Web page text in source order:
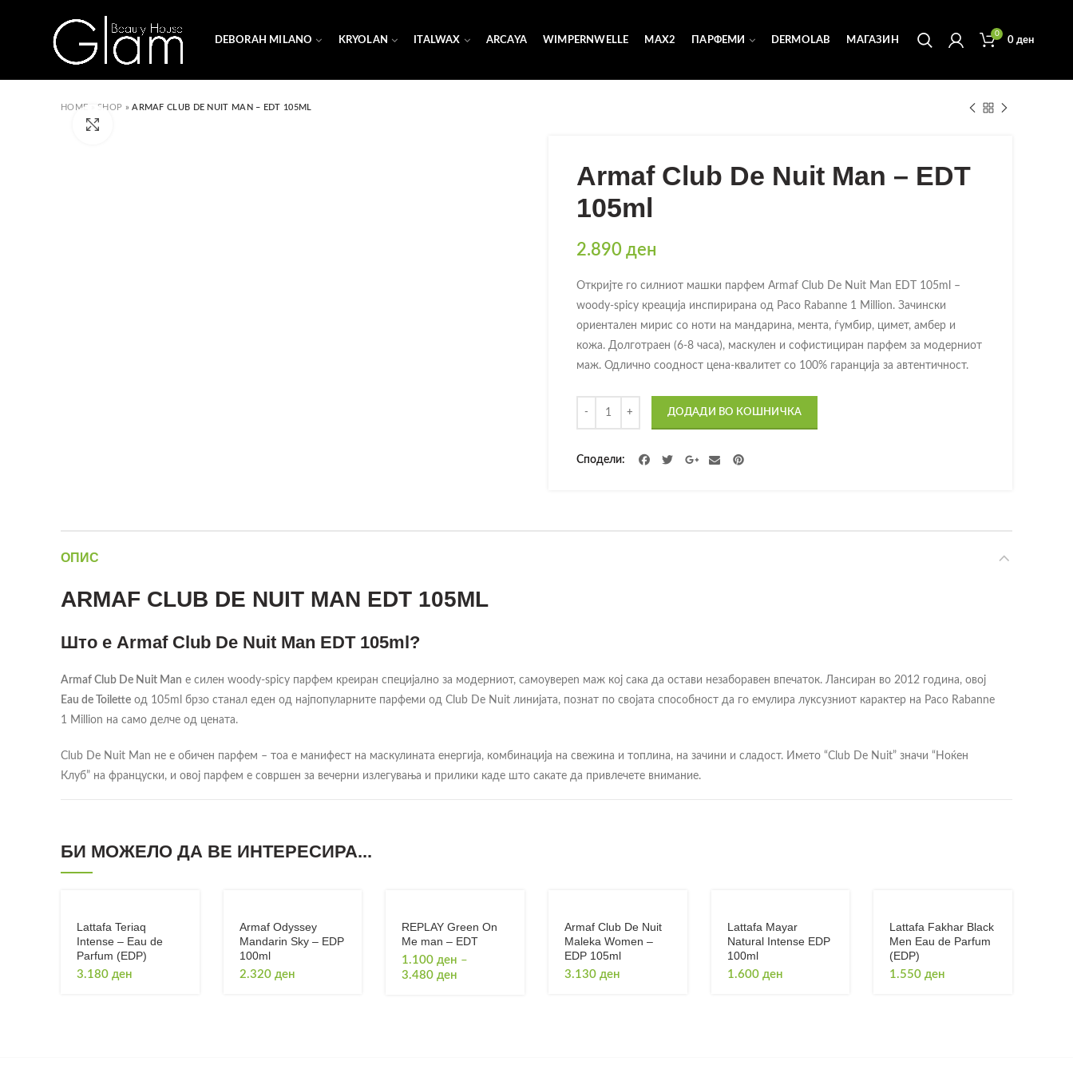
DEBORAH MILANO KRYOLAN ITALWAX ARCAYA WIMPERNWELLE MAX2 ПАРФЕМИ DERMOLAB МАГАЗИН
0
0ден
HOME »SHOP »ARMAF CLUB DE NUIT MAN – EDT 105ML
Armaf Club De Nuit Man – EDT
105ml
2.890 ден
Откријте го силниот машки парфем Armaf Club De Nuit Man EDT 105ml –
woody-spicy креација инспирирана од Paco Rabanne 1 Million. Зачински
ориентален мирис со ноти на мандарина, мента, ѓумбир, цимет, амбер и
кожа. Долготраен (6-8 часа), маскулен и софистициран парфем за модерниот
маж. Одлично соодност цена-квалитет со 100% гаранција за автентичност.
ДОДАДИ ВО КОШНИЧКА
Сподели
ОПИС
ARMAF CLUB DE NUIT MAN EDT 105ML
Што е Armaf Club De Nuit Man EDT 105ml?
Armaf Club De Nuit Man е силен woody-spicy парфем креиран специјално за модерниот, самоувереn маж кој сака да остави незаборавен впечаток. Лансиран во 2012 година, овој
Eau de Toilette од 105ml брзо станал еден од најпопуларните парфеми од Club De Nuit линијата, познат по својата способност да го емулира луксузниот карактер на Paco Rabanne
1 Million на само делче од цената.
Club De Nuit Man не е обичен парфем – тоа е манифест на маскулината енергија, комбинација на свежина и топлина, на зачини и сладост. Името “Club De Nuit” значи “Ноќен
Клуб” на француски, и овој парфем е совршен за вечерни излегувања и прилики каде што сакате да привлечете внимание.
Волумен:105ml (3.6 fl oz)
Производител:
🎨 Парфемска Пирамида – Детална Анализа
БИ МОЖЕЛО ДА ВЕ ИНТЕРЕСИРА...
Lattafa Teriaq
Intense – Eau de
Parfum (EDP)
3.180 ден
Armaf Odyssey
Mandarin Sky – EDP
100ml
2.320 ден
REPLAY Green On
Me man – EDT
1.100ден –
3.480ден
Armaf Club De Nuit
Maleka Women –
EDP 105ml
3.130 ден
Lattafa Mayar
Natural Intense EDP
100ml
1.600 ден
Lattafa Fakhar Black
Men Eau de Parfum
(EDP)
1.550ден